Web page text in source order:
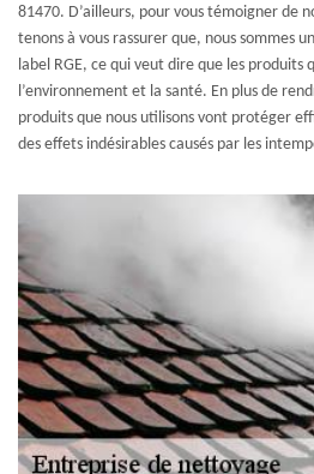
81470. D’ailleurs, pour vous témoigner de
tenons à vous rassurer que, nous sommes
label RGE, ce qui veut dire que les produits
l’environnement et la santé. En plus de
produits que nous utilisons vont protéger
des effets indésirables causés par les